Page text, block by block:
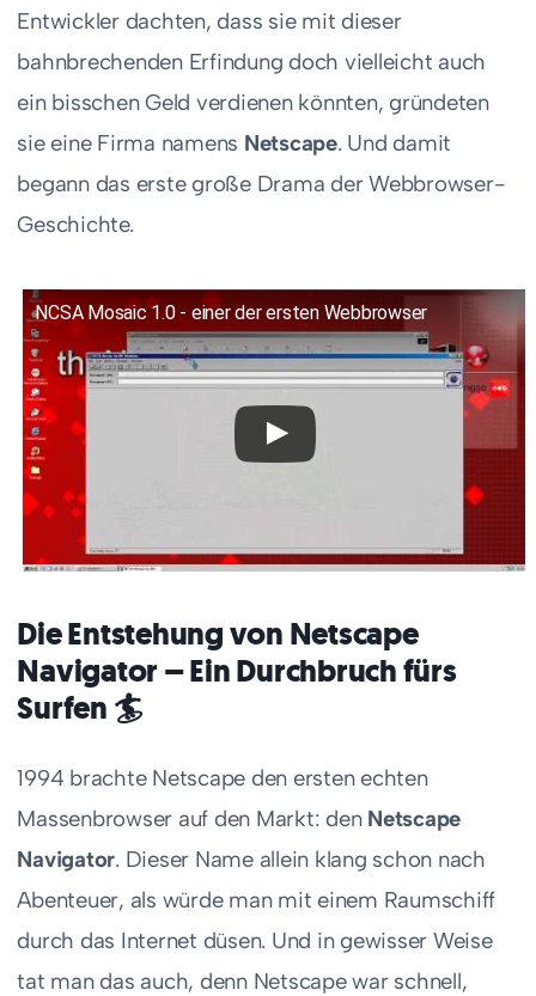
Entwickler dachten, dass sie mit dieser
bahnbrechenden Erfindung doch vielleicht auch
ein bisschen Geld verdienen könnten, gründeten
sie eine Firma namens Netscape. Und damit
begann das erste große Drama der Webbrowser-
Geschichte.
NCSA Mosaic 1.0 - einer der ersten Webbrowser
Die Entstehung von Netscape
Navigator – Ein Durchbruch fürs
Surfen 🏄
1994 brachte Netscape den ersten echten
Massenbrowser auf den Markt: den Netscape
Navigator. Dieser Name allein klang schon nach
Abenteuer, als würde man mit einem Raumschiff
durch das Internet düsen. Und in gewisser Weise
tat man das auch, denn Netscape war schnell,